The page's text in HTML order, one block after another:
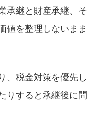
承継と財産承継、そ
値を整理しないまま
、税金対策を優先し
りすると承継後に問